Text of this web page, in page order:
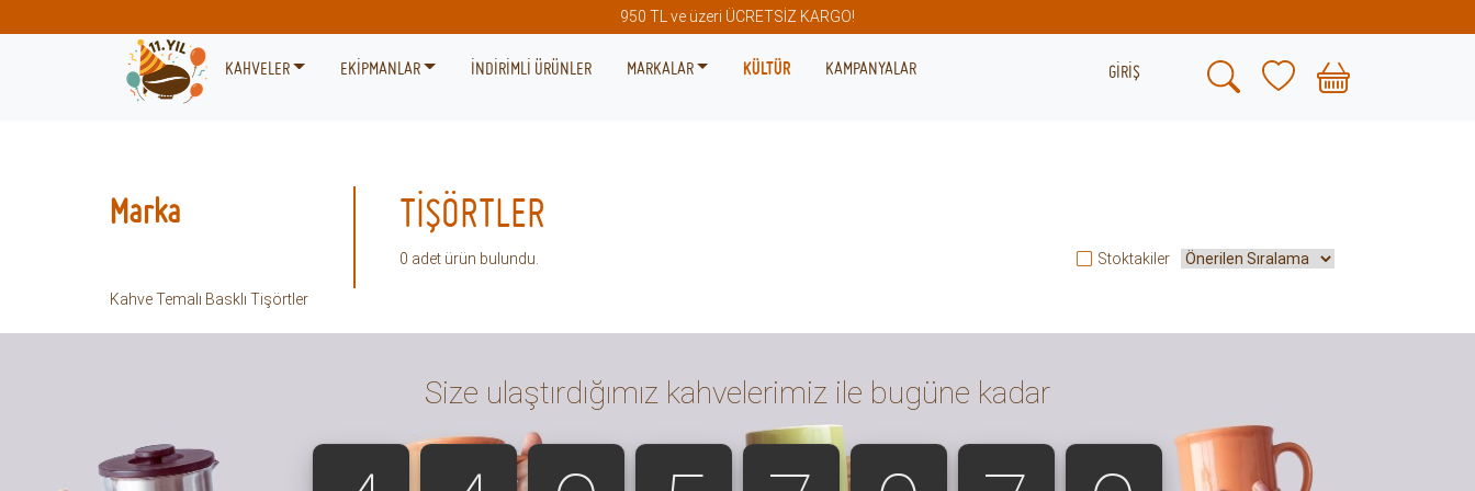
950 TL ve üzeri ÜCRETSİZ KARGO!
KAHVELER EKİPMANLAR İNDİRİMLİ ÜRÜNLER MARKALAR KÜLTÜR KAMPANYALAR GİRİŞ
Marka TİŞÖRTLER
0 adet ürün bulundu. Stoktakiler
Kahve Temalı Basklı Tişörtler
Size ulaştırdığımız kahvelerimiz ile bugüne kadar